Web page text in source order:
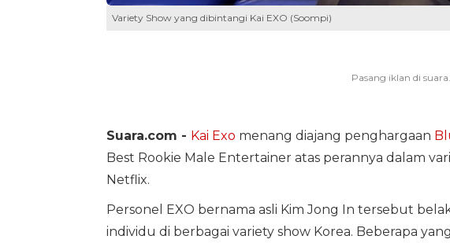
Variety Show yang dibintangi Kai EXO (Soompi)
Suara.com - Kai Exo menang diajang penghargaan
Best Rookie Male Entertainer atas perannya dalam
Netflix.
Personel EXO bernama asli Kim Jong In tersebut
individu di berbagai variety show Korea. Beberapa